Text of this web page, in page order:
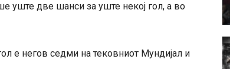
уште две шанси за уште некој гол, а во
е негов седми на тековниот Мундијал и